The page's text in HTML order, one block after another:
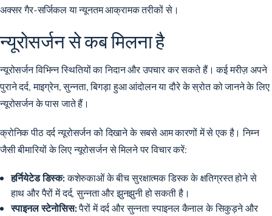
अक्सर गैर-सर्जिकल या न्यूनतम आक्रामक तरीकों से।
न्यूरोसर्जन से कब मिलना है
न्यूरोसर्जन विभिन्न स्थितियों का निदान और उपचार कर सकते हैं। कई मरीज़ अपने
पुराने दर्द, माइग्रेन, सुन्नता, बिगड़ा हुआ आंदोलन या दौरे के स्रोत को जानने के लिए
न्यूरोसर्जन के पास जाते हैं।
क्रोनिक पीठ दर्द न्यूरोसर्जन को दिखाने के सबसे आम कारणों में से एक है। निम्न
जैसी बीमारियों के लिए न्यूरोसर्जन से मिलने पर विचार करें:
हर्नियेटेड डिस्क:कशेरुकाओं के बीच सुरक्षात्मक डिस्क के क्षतिग्रस्त होने से
हाथ और पैरों में दर्द, सुन्नता और झुनझुनी हो सकती है।
स्पाइनल स्टेनोसिस:पैरों में दर्द और सुन्नता स्पाइनल कैनाल के सिकुड़ने और